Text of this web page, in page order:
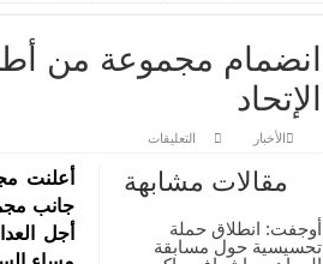
انضمام مجموعة من
الإتحاد
الأخبار التعليقات
منمقالات مشابهة
أوجفت: انطلاق حملة
تحسيسية حول مسابقة
أعلنت
جانب
أجل